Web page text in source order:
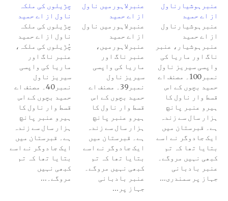
چڑیلوں کی ملکہ
ناول از اے حمید
چڑیلوں کی ملکہ
ناول از اے حمید
چُڑیلوں کی ملکہ،
عنبر ناگ اور
ماریا کی واپسی
سیریز ناول
نمبر40۔ مصنف اے
حمید بچوں کے اس
قسط وار ناول کا
ہیرو عنبر پانچ
ہزار سال سے زندہ
ہے۔ قبرستان میں
ایک جادوگر نے اسے
بتایا تھا کہ تم
کبھی نہیں
مروگے۔…
عنبرلاہورمیں ناول
از اے حمید
عنبرلاہورمیں ناول
از اے حمید
عنبرلاہورمیں،
عنبر ناگ اور
ماریا کی واپسی
سیریز ناول
نمبر39۔ مصنف اے
حمید بچوں کے اس
قسط وار ناول کا
ہیرو عنبر پانچ
ہزار سال سے زندہ
ہے۔ قبرستان میں
ایک جادوگر نے اسے
بتایا تھا کہ تم
کبھی نہیں مروگے۔
عنبر بادبانی
جہاز پر…
عنبرہوشیارناول
از اے حمید
عنبرہوشیارناول
از اے حمید
عنبرہوشیار، عنبر
ناگ اور ماریا کی
واپسی سیریز ناول
نمبر100۔ مصنف اے
حمید بچوں کے اس
قسط وار ناول کا
ہیرو عنبر پانچ
ہزار سال سے زندہ
ہے۔ قبرستان میں
ایک جادوگر نے اسے
بتایا تھا کہ تم
کبھی نہیں مروگے۔
عنبر بادبانی
جہاز پر سمندری…